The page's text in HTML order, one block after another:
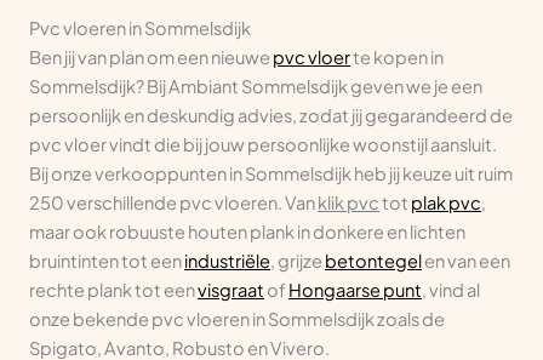
Pvc vloeren in Sommelsdijk
Ben jij van plan om een nieuwe pvc vloerte kopen in
Sommelsdijk? Bij Ambiant Sommelsdijk geven we je een
persoonlijk en deskundig advies, zodat jij gegarandeerd de
pvc vloer vindt die bij jouw persoonlijke woonstijl aansluit.
Bij onze verkooppunten in Sommelsdijk heb jij keuze uit ruim
250 verschillende pvc vloeren. Vanklik pvctot plak pvc,
maar ook robuuste houten plank in donkere en lichten
bruintinten tot eenindustriële, grijze betontegelen van een
rechte plank tot eenvisgraat of Hongaarse punt, vind al
onze bekende pvc vloeren in Sommelsdijk zoals de
Spigato, Avanto, Robusto en Vivero.